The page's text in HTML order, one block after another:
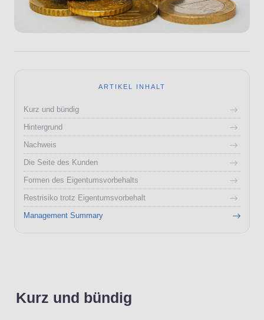
ARTIKEL INHALT
Kurz und bündig
Hintergrund
Nachweis
Die Seite des Kunden
Formen des Eigentumsvorbehalts
Restrisiko trotz Eigentumsvorbehalt
Management Summary
Kurz und bündig